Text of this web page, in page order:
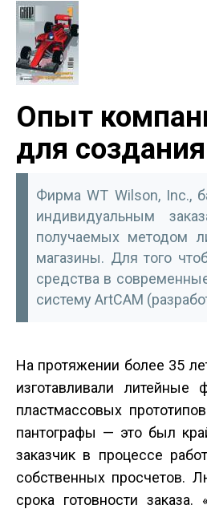
Опыт
для
Фирма WT Wilson, Inc.,
индивидуальным
получаемых методом
магазины. Для того
средства в
систему ArtCAM
На протяжении более 35
изготавливали
пластмассовых
пантографы — это был
заказчик в процессе
собственных просчетов.
срока готовности